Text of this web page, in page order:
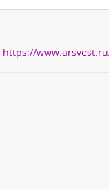
https://